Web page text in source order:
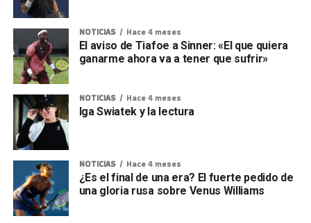
NOTICIAS Hace 4 meses
El aviso de Tiafoe a Sinner: «El que quiera
ganarme ahora va a tener que sufrir»
NOTICIAS Hace 4 meses
Iga Swiatek y la lectura
NOTICIAS Hace 4 meses
¿Es el final de una era? El fuerte pedido de
una gloria rusa sobre Venus Williams